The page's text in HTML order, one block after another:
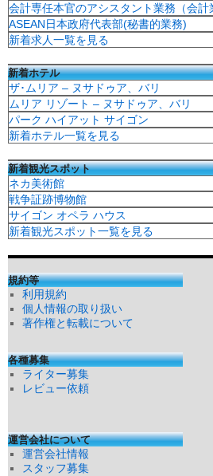
会計専任本官のアシスタント業務（会計
ASEAN日本政府代表部(秘書的業務)
新着求人一覧を見る
新着ホテル
ザ･ムリア – ヌサドゥア、バリ
ムリア リゾート – ヌサドゥア、バリ
パーク ハイアット サイゴン
新着ホテル一覧を見る
新着観光スポット
ネカ美術館
戦争証跡博物館
サイゴン オペラ ハウス
新着観光スポット一覧を見る
規約等
利用規約
個人情報の取り扱い
著作権と転載について
各種募集
ライター募集
レビュー依頼
運営会社について
運営会社情報
スタッフ募集